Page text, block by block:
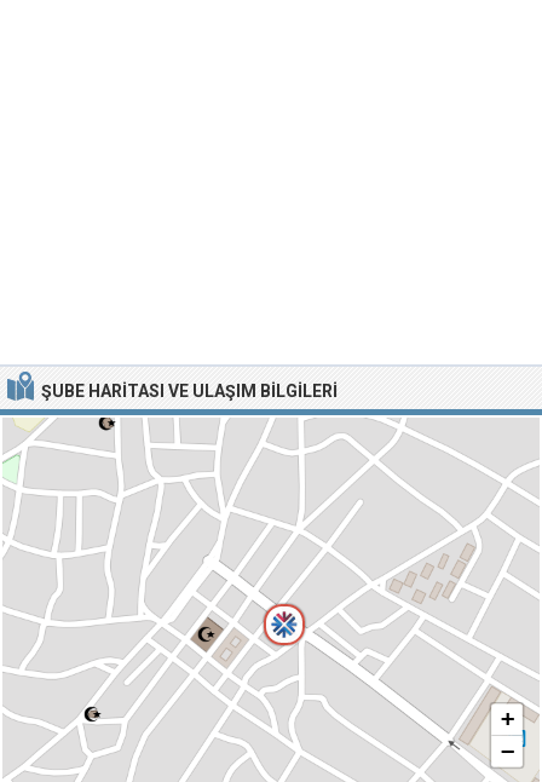
ŞUBE HARITASI VE ULAŞIM BILGILERI
+
−